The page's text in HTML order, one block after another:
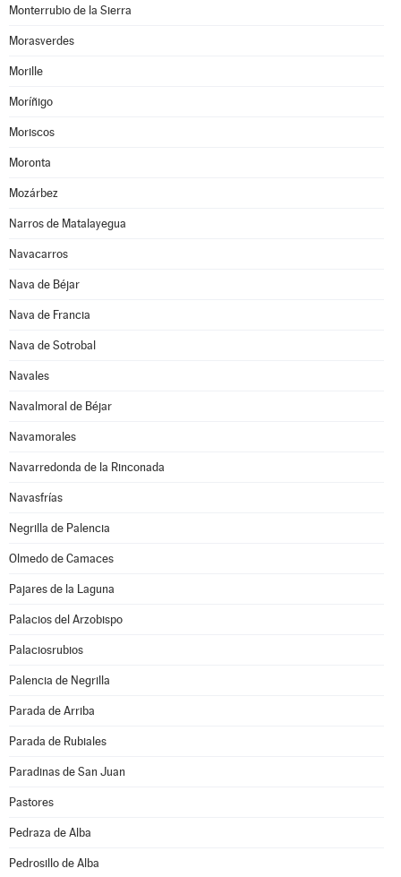
Monterrubio de la Sierra
Morasverdes
Morille
Moríñigo
Moriscos
Moronta
Mozárbez
Narros de Matalayegua
Navacarros
Nava de Béjar
Nava de Francia
Nava de Sotrobal
Navales
Navalmoral de Béjar
Navamorales
Navarredonda de la Rinconada
Navasfrías
Negrilla de Palencia
Olmedo de Camaces
Pajares de la Laguna
Palacios del Arzobispo
Palaciosrubios
Palencia de Negrilla
Parada de Arriba
Parada de Rubiales
Paradinas de San Juan
Pastores
Pedraza de Alba
Pedrosillo de Alba